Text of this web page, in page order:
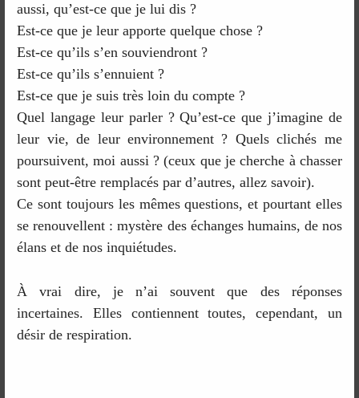
aussi, qu’est-ce que je lui dis ?
Est-ce que je leur apporte quelque chose ?
Est-ce qu’ils s’en souviendront ?
Est-ce qu’ils s’ennuient ?
Est-ce que je suis très loin du compte ?
Quel langage leur parler ? Qu’est-ce que j’imagine de
leur vie, de leur environnement ? Quels clichés me
poursuivent, moi aussi ? (ceux que je cherche à chasser
sont peut-être remplacés par d’autres, allez savoir).
Ce sont toujours les mêmes questions, et pourtant elles
se renouvellent : mystère des échanges humains, de nos
élans et de nos inquiétudes.
À vrai dire, je n’ai souvent que des réponses
incertaines. Elles contiennent toutes, cependant, un
désir de respiration.